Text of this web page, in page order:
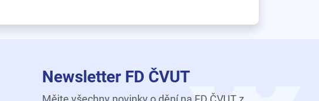
Newsletter FD ČVUT